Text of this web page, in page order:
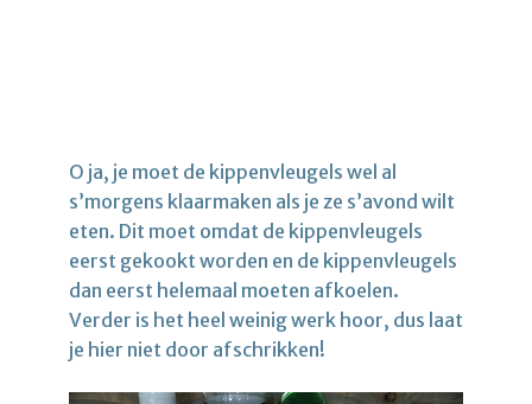
O ja, je moet de kippenvleugels wel al
s’morgens klaarmaken als je ze s’avond wilt
eten. Dit moet omdat de kippenvleugels
eerst gekookt worden en de kippenvleugels
dan eerst helemaal moeten afkoelen.
Verder is het heel weinig werk hoor, dus laat
je hier niet door afschrikken!